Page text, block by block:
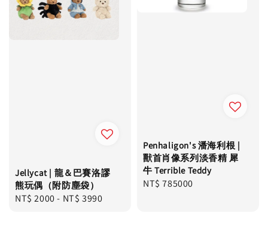
Jellycat | 龍＆巴賽洛謬
熊玩偶（附防塵袋）
Regular
NT$ 2000- NT$ 3990
Penhaligon's 潘海利根 |
獸首肖像系列淡香精 犀
牛 Terrible Teddy
Regular
NT$ 785000